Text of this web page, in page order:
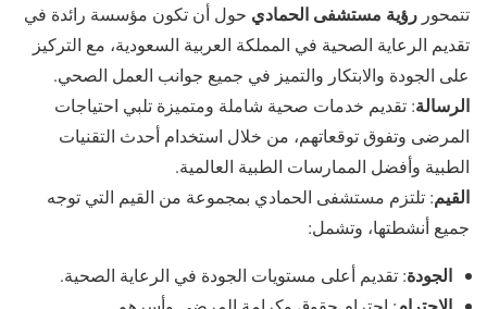
تتمحور رؤية مستشفى الحمادي حول أن تكون مؤسسة رائدة في
تقديم الرعاية الصحية في المملكة العربية السعودية، مع التركيز
على الجودة والابتكار والتميز في جميع جوانب العمل الصحي.
الرسالة: تقديم خدمات صحية شاملة ومتميزة تلبي احتياجات
المرضى وتفوق توقعاتهم، من خلال استخدام أحدث التقنيات
الطبية وأفضل الممارسات الطبية العالمية.
القيم: تلتزم مستشفى الحمادي بمجموعة من القيم التي توجه
جميع أنشطتها، وتشمل:
الجودة: تقديم أعلى مستويات الجودة في الرعاية الصحية.